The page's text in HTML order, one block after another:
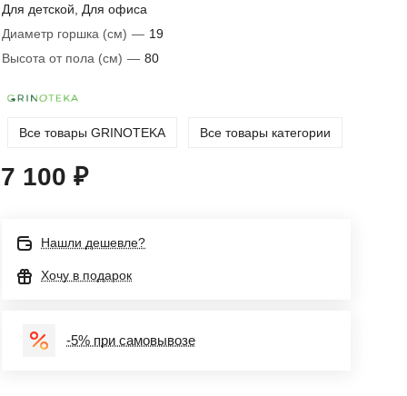
Для детской, Для офиса
Диаметр горшка (см) — 19
Высота от пола (см) — 80
Все товары GRINOTEKA Все товары категории
7 100 ₽
Нашли дешевле?
Хочу в подарок
-5% при самовывозе